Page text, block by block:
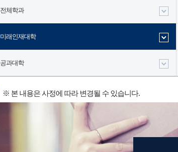
전체학과
미래인재대학
공과대학
※ 본 내용은 사정에 따라 변경될 수 있습니다.